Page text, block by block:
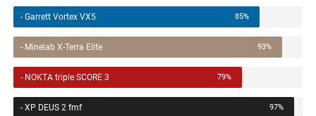
- Garrett Vortex VX5 85%
- Minelab X-Terra Elite 93%
- NOKTA triple SCORE 3 79%
- XP DEUS 2 fmf 97%